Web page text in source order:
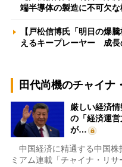
端半導体の製造に不可欠
【戸松信博氏「明日の爆
えるキープレーヤー 成
田代尚機のチャイナ
厳しい経済
の「経済運
が…
中国経済に精通する中国株
ミアム連載「チャイナ・リサ